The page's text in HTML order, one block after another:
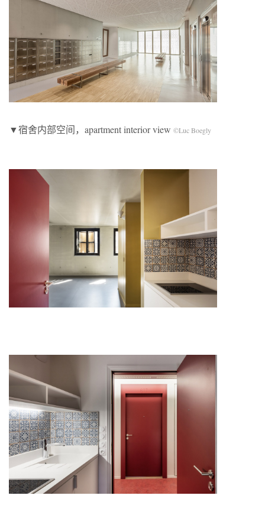
▼宿舍内部空间，apartment interior view ©Luc Boegly